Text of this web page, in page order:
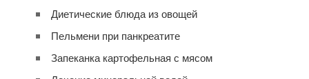
Диетические блюда из овощей
Пельмени при панкреатите
Запеканка картофельная с мясом